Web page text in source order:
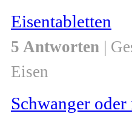
Eisentabletten
5 Antworten |
Eisen
Schwanger oder